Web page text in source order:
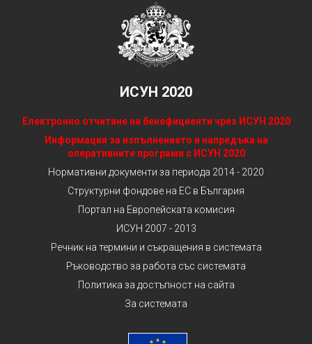
ИСУН 2020
Електронно отчитане на бенефициенти чрез ИСУН 2020
Информация за изпълнението и напредъка на
оперативните програми с ИСУН 2020
Нормативни документи за периода 2014 - 2020
Структурни фондове на ЕС в България
Портал на Европейската комисия
ИСУН 2007 - 2013
Речник на термини и съкращения в системата
Ръководство за работа със системата
Политика за достъпност на сайта
За системата